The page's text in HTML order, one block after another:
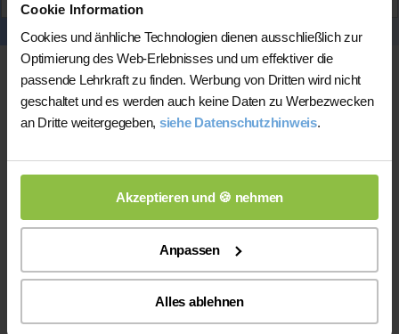
Cookie Information
Cookies und änhliche Technologien dienen ausschließlich zur
Optimierung des Web-Erlebnisses und um effektiver die
passende Lehrkraft zu finden. Werbung von Dritten wird nicht
geschaltet und es werden auch keine Daten zu Werbezwecken
an Dritte weitergegeben, siehe Datenschutzhinweis.
Akzeptieren und 🍪 nehmen
Anpassen
Alles ablehnen
Online-Unterricht
Bitte beachten Sie, dass wir für Online-Unterricht
200 bis 300 mal bessere Auswahl haben, wodurch sich für
Sie folgende Vorteile ergeben: